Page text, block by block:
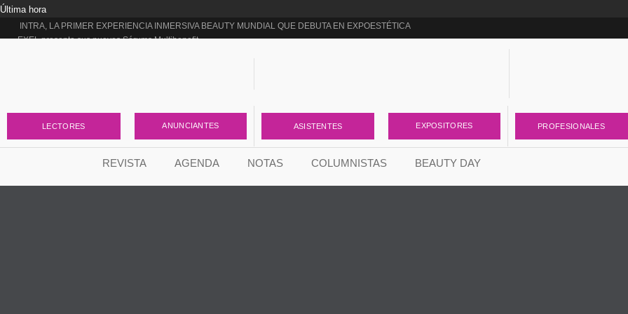
Última hora
INTRA, LA PRIMER EXPERIENCIA INMERSIVA BEAUTY MUNDIAL QUE DEBUTA EN EXPOESTÉTICA
EXEL presenta sus nuevos Sérums Multibenefit
Tense Complex Emulsion, la nueva incorporación de Lidherma para la firmeza
La ciencia detrás de una piel más uniforme
LECTORES ANUNCIANTES ASISTENTES EXPOSITORES PROFESIONALES
REVISTA AGENDA NOTAS COLUMNISTAS BEAUTY DAY